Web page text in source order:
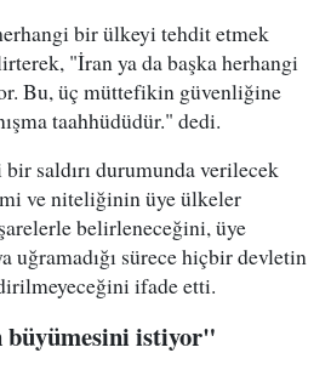
bir ülkeyi tehdit etmek
"İran ya da başka herhangi
Bu, üç müttefikin güvenliğine
taahhüdüdür." dedi.
saldırı durumunda verilecek
ve niteliğinin üye ülkeler
belirleneceğini, üye
uğramadığı sürece hiçbir devletin
ifade etti.
istiyor"